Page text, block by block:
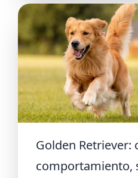
Golden Retriever:
comportamiento,